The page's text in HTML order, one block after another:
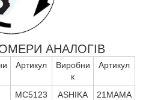
АНАЛОГІВ
Артикул
Виробни
к
Артикул
MC5123 ASHIKA
21MAMA